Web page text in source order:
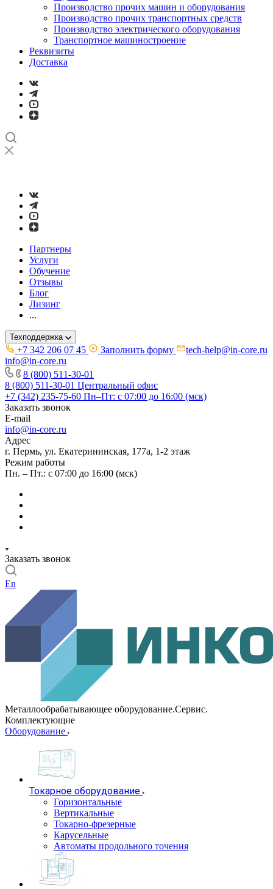
Производство прочих машин и оборудования
Производство прочих транспортных средств
Производство электрического оборудования
Транспортное машиностроение
Реквизиты
Доставка
Партнеры
Услуги
Обучение
Отзывы
Блог
Лизинг
...
Техподдержка
+7 342 206 07 45 Заполнить форму
tech-help@in-core.ru
info@in-core.ru
8 (800) 511-30-01
8 (800) 511-30-01 Центральный офис
+7 (342) 235-75-60 Пн–Пт: с 07:00 до 16:00 (мск)
Заказать звонок
E-mail
info@in-core.ru
Адрес
г. Пермь, ул. ​Екатерининская, 177а, ​1-2 этаж
Режим работы
Пн. – Пт.: с 07:00 до 16:00 (мск)
Заказать звонок
En
Металлообрабатывающее оборудование.Сервис.
Комплектующие
Оборудование
Токарное оборудование
Горизонтальные
Вертикальные
Токарно-фрезерные
Карусельные
Автоматы продольного точения